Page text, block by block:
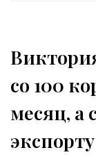
со 100
месяц, а